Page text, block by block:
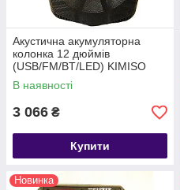
Акустична акумуляторна
колонка 12 дюймів
(USB/FM/BT/LED) KIMISO
QS-1290
В наявності
3 066 ₴
Купити
Новинка